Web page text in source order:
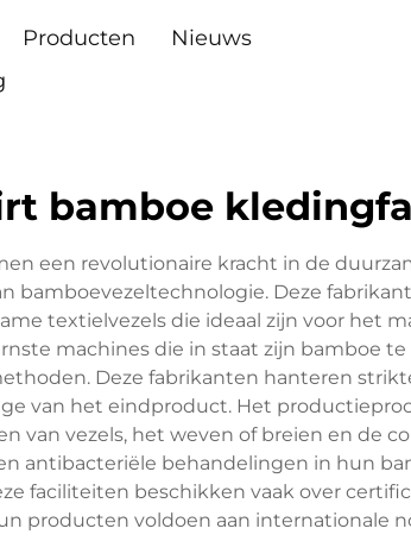
Producten
Nieuws
bamboe
een revolutionaire kracht in de
bamboevezeltechnologie. Deze
textielvezels die ideaal zijn voor het
machines die in staat zijn bamboe
Deze fabrikanten hanteren
van het eindproduct. Het
van vezels, het weven of breien en de
antibacteriële behandelingen in hun
faciliteiten beschikken vaak over
producten voldoen aan internationale